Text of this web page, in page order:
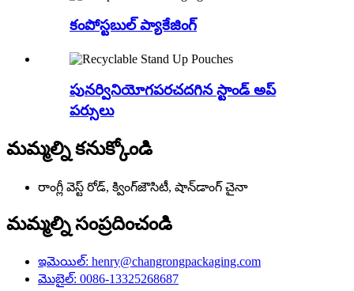
కంపోస్టబుల్ ప్యాకేజింగ్
పునర్వినియోగపరచదగిన స్టాండ్ అప్
పర్సులు
మమ్మల్ని కనుక్కోండి
రాంగ్లీ వెస్ట్ రోడ్, క్వింగ్‌జౌసిటీ, షాన్‌డాంగ్ చైనా
మమ్మల్ని సంప్రదించండి
ఇమెయిల్: henry@changrongpackaging.com
మొబైల్: 0086-13325268687